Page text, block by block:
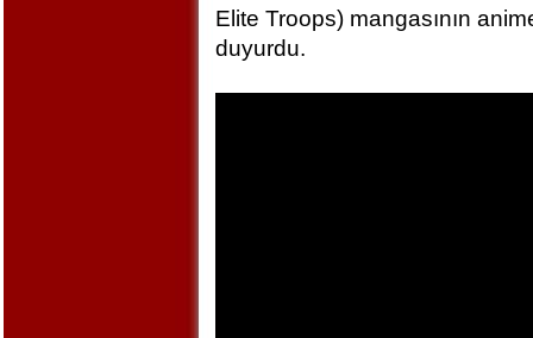
Elite Troops) mangasının
duyurdu.